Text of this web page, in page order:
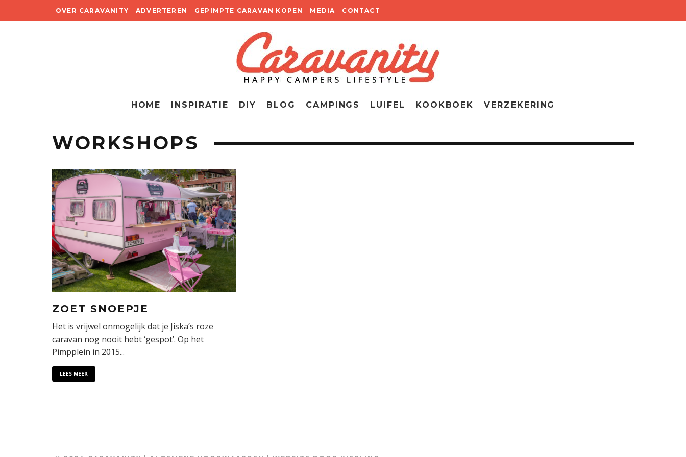
OVER CARAVANITY ADVERTEREN GEPIMPTE CARAVAN KOPEN MEDIA CONTACT
HOME INSPIRATIE DIY BLOG CAMPINGS LUIFEL KOOKBOEK VERZEKERING
WORKSHOPS
ZOET SNOEPJE
Het is vrijwel onmogelijk dat je Jiska’s roze
caravan nog nooit hebt ‘gespot’. Op het
Pimpplein in 2015...
LEES MEER